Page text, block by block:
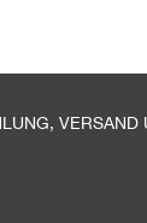
VERSAND